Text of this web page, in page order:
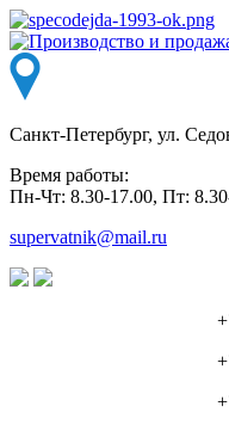
Санкт-Петербург, ул.
Время работы:
Пн-Чт: 8.30-17.00, Пт:
supervatnik@mail.ru